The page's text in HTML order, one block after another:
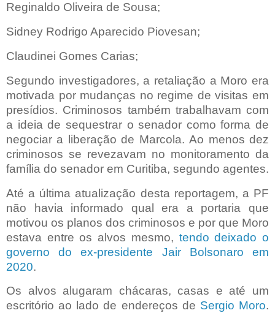
Reginaldo Oliveira de Sousa;
Sidney Rodrigo Aparecido Piovesan;
Claudinei Gomes Carias;
Segundo investigadores, a retaliação a Moro era
motivada por mudanças no regime de visitas em
presídios. Criminosos também trabalhavam com
a ideia de sequestrar o senador como forma de
negociar a liberação de Marcola. Ao menos dez
criminosos se revezavam no monitoramento da
família do senador em Curitiba, segundo agentes.
Até a última atualização desta reportagem, a PF
não havia informado qual era a portaria que
motivou os planos dos criminosos e por que Moro
estava entre os alvos mesmo, tendo deixado o
governo do ex-presidente Jair Bolsonaro em
2020.
Os alvos alugaram chácaras, casas e até um
escritório ao lado de endereços de Sergio Moro.